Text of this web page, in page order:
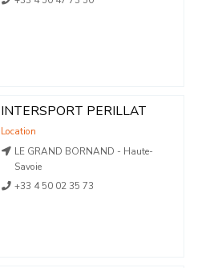
INTERSPORT PERILLAT
Location
LE GRAND BORNAND - Haute-
Savoie
+33 4 50 02 35 73